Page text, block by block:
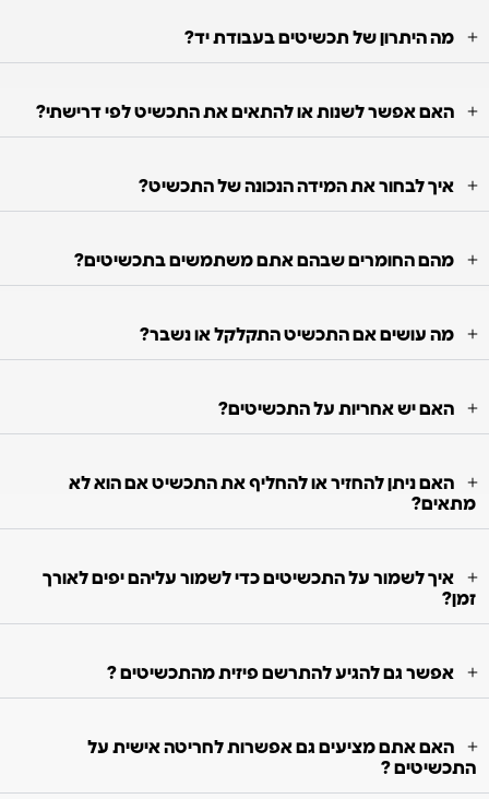
מה היתרון של תכשיטים בעבודת יד?
האם אפשר לשנות או להתאים את התכשיט לפי דרישתי?
איך לבחור את המידה הנכונה של התכשיט?
מהם החומרים שבהם אתם משתמשים בתכשיטים?
מה עושים אם התכשיט התקלקל או נשבר?
האם יש אחריות על התכשיטים?
האם ניתן להחזיר או להחליף את התכשיט אם הוא לא
מתאים?
איך לשמור על התכשיטים כדי לשמור עליהם יפים לאורך
זמן?
אפשר גם להגיע להתרשם פיזית מהתכשיטים ?
האם אתם מציעים גם אפשרות לחריטה אישית על
התכשיטים ?